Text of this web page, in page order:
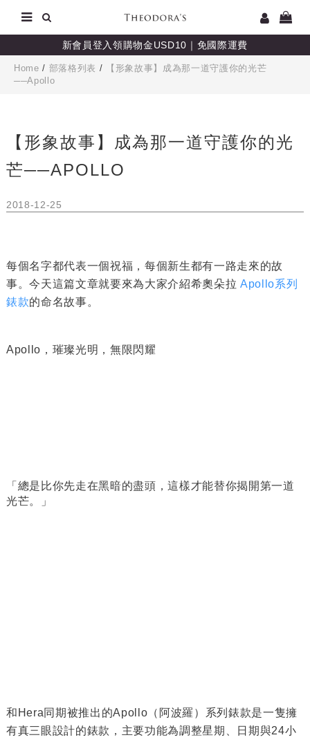
新會員登入領購物金USD10｜免國際運費
Home / 部落格列表 /
【形象故事】成為那一道守護你的光芒
──Apollo
【形象故事】成為那一道守護你的光
芒──APOLLO
2018-12-25
每個名字都代表一個祝福，每個新生都有一路走來的故
事。今天這篇文章就要來為大家介紹希奧朵拉 Apollo系列
錶款的命名故事。
Apollo， 璀璨光明，無限閃耀
「總是比你先走在黑暗的盡頭，這樣才能替你揭開第一道
光芒。」
和Hera同期被推出的Apollo （阿波羅）系列錶款是一隻擁
有真三眼設計的錶款，主要功能為調整星期、日期與24小